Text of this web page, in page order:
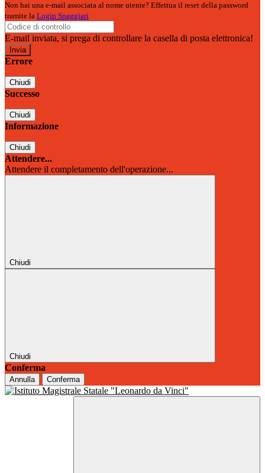
Non hai una e-mail associata al nome utente? Effettua il reset della password
tramite la Login Spaggiari
E-mail inviata, si prega di controllare la casella di posta elettronica!
Errore
Chiudi
Successo
Chiudi
Informazione
Chiudi
Attendere...
Attendere il completamento dell'operazione...
Chiudi
Chiudi
Conferma
Annulla Conferma